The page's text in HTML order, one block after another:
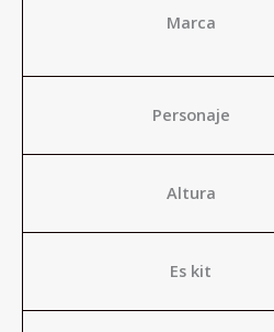
Marca
Personaje
Altura
Es kit